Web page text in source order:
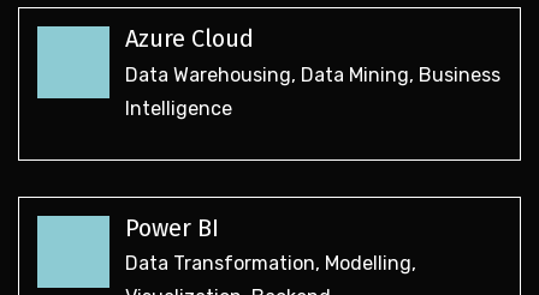
Azure Cloud
Data Warehousing, Data Mining, Business
Intelligence
Power BI
Data Transformation, Modelling,